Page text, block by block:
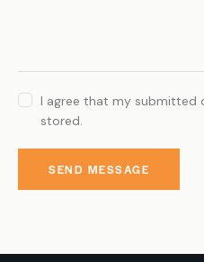
I agree that my submitted
stored.
SEND MESSAGE